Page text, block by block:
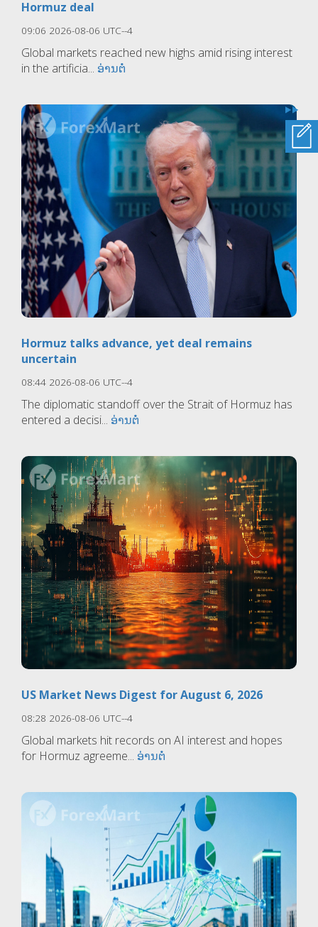
Hormuz deal
09:06 2026-08-06 UTC--4
Global markets reached new highs amid rising interest
in the artificia... ອ່ານຕໍ່
Hormuz talks advance, yet deal remains
uncertain
08:44 2026-08-06 UTC--4
The diplomatic standoff over the Strait of Hormuz has
entered a decisi... ອ່ານຕໍ່
US Market News Digest for August 6, 2026
08:28 2026-08-06 UTC--4
Global markets hit records on AI interest and hopes
for Hormuz agreeme... ອ່ານຕໍ່